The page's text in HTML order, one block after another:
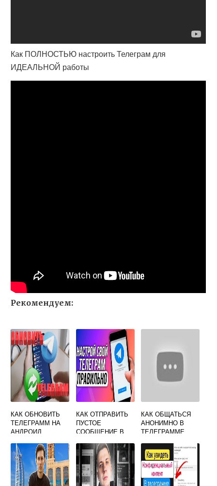
Как ПОЛНОСТЬЮ настроить Телеграм для
ИДЕАЛЬНОЙ работы
Рекомендуем:
КАК ОБНОВИТЬ
ТЕЛЕГРАММ НА
АНДРОИД
КАК ОТПРАВИТЬ
ПУСТОЕ
СООБЩЕНИЕ В
КАК ОБЩАТЬСЯ
АНОНИМНО В
ТЕЛЕГРАММЕ